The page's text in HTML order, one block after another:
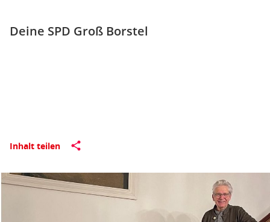
Deine SPD Groß Borstel
Inhalt teilen
Bereichsübersicht/Themen